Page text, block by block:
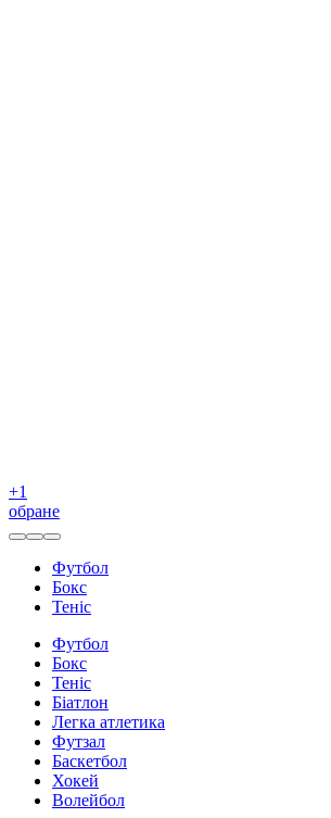
+1
обране
Футбол
Бокс
Теніс
Футбол
Бокс
Теніс
Біатлон
Легка атлетика
Футзал
Баскетбол
Хокей
Волейбол